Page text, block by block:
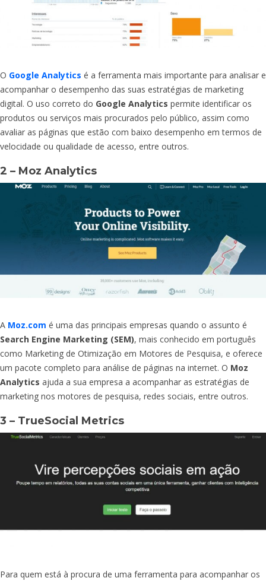
O Google Analytics é a ferramenta mais importante para analisar e
acompanhar o desempenho das suas estratégias de marketing
digital. O uso correto do Google Analytics permite identificar os
produtos ou serviços mais procurados pelo público, assim como
avaliar as páginas que estão com baixo desempenho em termos de
velocidade ou qualidade de acesso, entre outros.
2 – Moz Analytics
A Moz.com é uma das principais empresas quando o assunto é
Search Engine Marketing (SEM), mais conhecido em português
como Marketing de Otimização em Motores de Pesquisa, e oferece
um pacote completo para análise de páginas na internet. O Moz
Analytics ajuda a sua empresa a acompanhar as estratégias de
marketing nos motores de pesquisa, redes sociais, entre outros.
3 – TrueSocial Metrics
Para quem está à procura de uma ferramenta para acompanhar os